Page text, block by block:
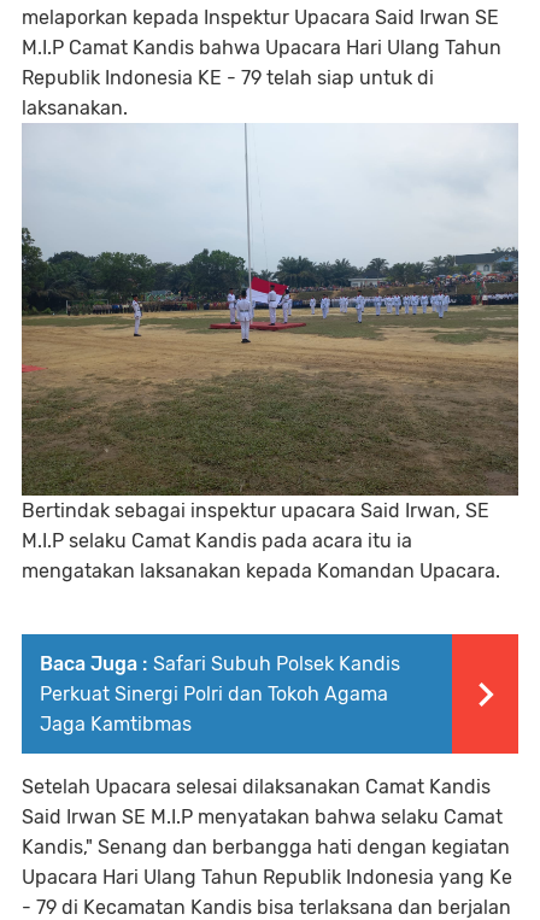
melaporkan kepada Inspektur Upacara Said Irwan SE
M.I.P Camat Kandis bahwa Upacara Hari Ulang Tahun
Republik Indonesia KE - 79 telah siap untuk di
laksanakan.
Bertindak sebagai inspektur upacara Said Irwan, SE
M.I.P selaku Camat Kandis pada acara itu ia
mengatakan laksanakan kepada Komandan Upacara.
Baca Juga : Safari Subuh Polsek Kandis
Perkuat Sinergi Polri dan Tokoh Agama
Jaga Kamtibmas
Setelah Upacara selesai dilaksanakan Camat Kandis
Said Irwan SE M.I.P menyatakan bahwa selaku Camat
Kandis," Senang dan berbangga hati dengan kegiatan
Upacara Hari Ulang Tahun Republik Indonesia yang Ke
- 79 di Kecamatan Kandis bisa terlaksana dan berjalan